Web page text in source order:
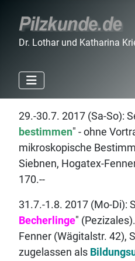
Dr. Lothar und Katharina
29.-30.7. 2017 (Sa-So):
bestimmen" - ohne
mikroskopische
Siebnen, Hogatex-
170.--
31.7.-1.8. 2017 (Mo-Di):
Becherlinge"
Fenner (Wägitalstr. 42),
zugelassen als